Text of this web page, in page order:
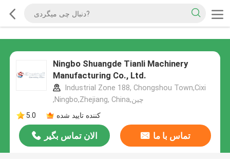
Ningbo Shuangde Tianli Machinery
Manufacturing Co., Ltd.
Industrial Zone 188, Chongshou Town,Cixi
,Ningbo,Zhejiang, China,چین
5.0
کننده تایید شده
الان تماس بگیر تماس با ما